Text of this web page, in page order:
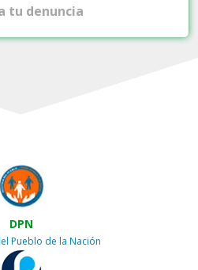
tu denuncia
DPN
Pueblo de la Nación